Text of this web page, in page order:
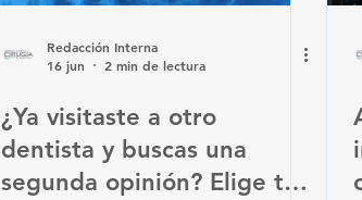
Redacción Interna
16 jun
2 min de lectura
¿Ya visitaste a otro
dentista y buscas una
segunda opinión? Elige tu